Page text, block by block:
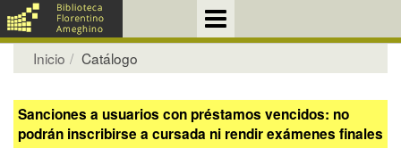
Inicio Catálogo
Sanciones a usuarios con préstamos vencidos: no
podrán inscribirse a cursada ni rendir exámenes finales